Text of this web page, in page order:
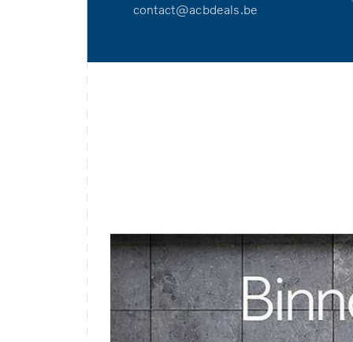
contact@acbdeals.be